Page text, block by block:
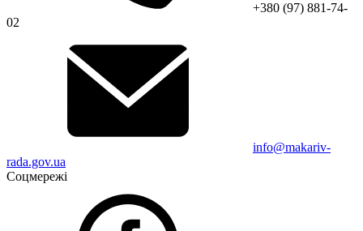
+380 (97) 881-74-
02
info@makariv-
rada.gov.ua
Соцмережі